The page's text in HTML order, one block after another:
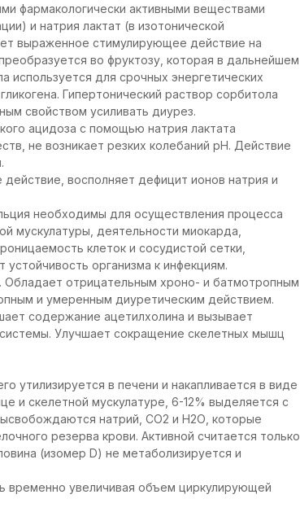
фармакологически активными веществами
и натрия лактат (в изотонической
выраженное стимулирующее действие на
во фруктозу, которая в дальнейшем
используется для срочных энергетических
Гипертонический раствор сорбитола
свойством усиливать диурез.
ацидоза с помощью натрия лактата
не возникает резких колебаний рН. Действие
восполняет дефицит ионов натрия и
необходимы для осуществления процесса
мускулатуры, деятельности миокарда,
клеток и сосудистой сетки,
организма к инфекциям.
Обладает отрицательным хроно- и батмотропным
и умеренным диуретическим действием.
содержание ацетилхолина и вызывает
Улучшает сокращение скелетных мышц
утилизируется в печени и накапливается в виде
и скелетной мускулатуре, 6-12% выделяется с
натрий, СО2 и Н2О, которые
резерва крови. Активной считается только
(изомер D) не метаболизируется и
временно увеличивая объем циркулирующей